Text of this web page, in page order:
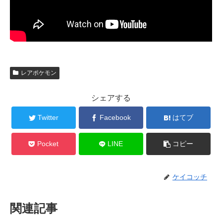
レアポケモン
シェアする
Twitter Facebook はてブ
Pocket LINE コピー
ケイコッチ
関連記事